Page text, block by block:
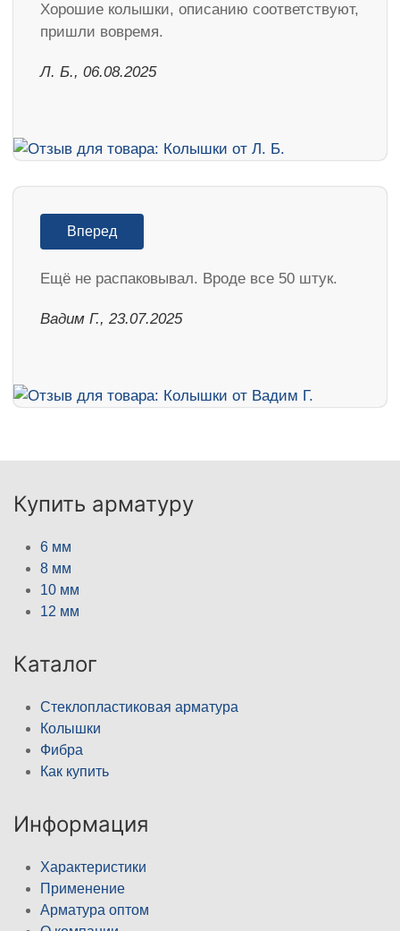
Хорошие колышки, описанию соответствуют,
пришли вовремя.
Л. Б., 06.08.2025
Вперед
Ещё не распаковывал. Вроде все 50 штук.
Вадим Г., 23.07.2025
Купить арматуру
6 мм
8 мм
10 мм
12 мм
Каталог
Стеклопластиковая арматура
Колышки
Фибра
Как купить
Информация
Характеристики
Применение
Арматура оптом